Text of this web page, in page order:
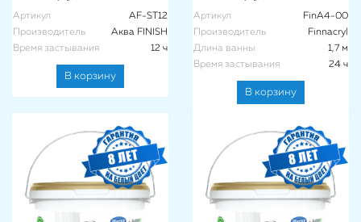
Артикул
AF-ST12
Производитель
Аква FINISH
Время застывания
12 ч
В корзину
Артикул
FinA4-00
Производитель
Finnacryl
Длина ванны
1,7 м
Время застывания
24 ч
В корзину